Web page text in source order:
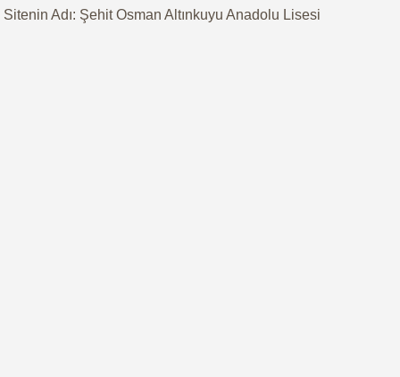
Sitenin Adı: Şehit Osman Altınkuyu Anadolu Lisesi